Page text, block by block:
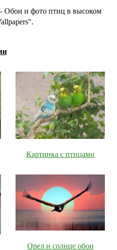
Обои и фото птиц в высоком
Картинка с птицами
Орел и солнце обои